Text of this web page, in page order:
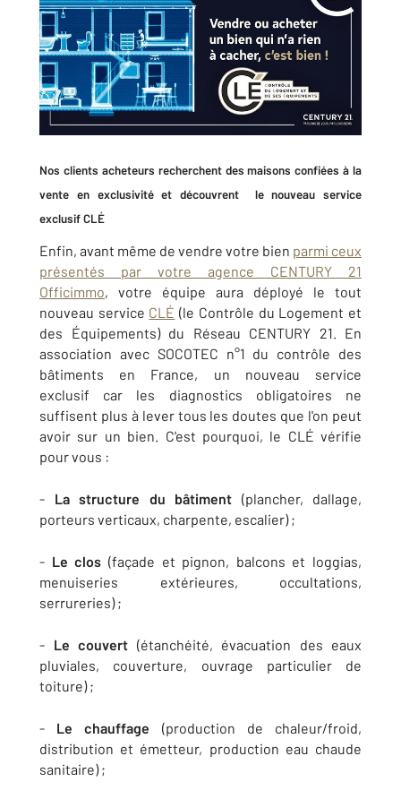
Nos clients acheteurs recherchent des maisons confiées à la
vente en exclusivité et découvrent le nouveau service
exclusif CLÉ
Enfin, avant même de vendre votre bien parmi ceux
présentés par votre agence CENTURY 21
Officimmo, votre équipe aura déployé le tout
nouveau service CLÉ (le Contrôle du Logement et
des Équipements) du Réseau CENTURY 21. En
association avec SOCOTEC n°1 du contrôle des
bâtiments en France, un nouveau service
exclusif car les diagnostics obligatoires ne
suffisent plus à lever tous les doutes que l'on peut
avoir sur un bien. C'est pourquoi, le CLÉ vérifie
pour vous :
- La structure du bâtiment (plancher, dallage,
porteurs verticaux, charpente, escalier) ;
- Le clos (façade et pignon, balcons et loggias,
menuiseries extérieures, occultations,
serrureries) ;
- Le couvert (étanchéité, évacuation des eaux
pluviales, couverture, ouvrage particulier de
toiture) ;
- Le chauffage (production de chaleur/froid,
distribution et émetteur, production eau chaude
sanitaire) ;